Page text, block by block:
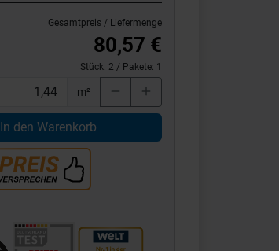
Gesamtpreis / Liefermenge
80,57 €
Stück: 2 / Pakete: 1
m²
In den Warenkorb